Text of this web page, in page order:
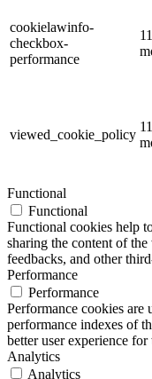
cookielawinfo-
checkbox-
performance
11
viewed_cookie_policy
11
Functional
Functional
Functional cookies help
sharing the content of
feedbacks, and other
Performance
Performance
Performance cookies are
performance indexes of
better user experience for
Analytics
Analytics